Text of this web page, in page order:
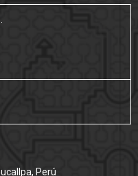
Perú